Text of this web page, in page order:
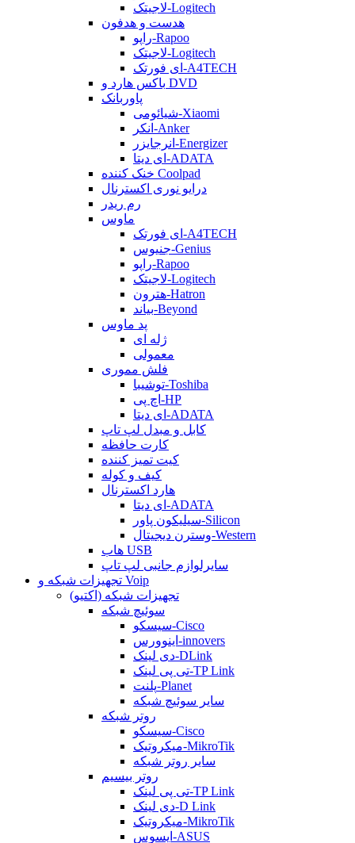
لاجیتک-Logitech
هدست و هدفون
راپو-Rapoo
لاجیتک-Logitech
ای فورتک-A4TECH
باکس هارد و DVD
پاوربانک
شیائومی-Xiaomi
انکر-Anker
انرجایزر-Energizer
ای دیتا-ADATA
خنک کننده Coolpad
درایو نوری اکسترنال
رم ریدر
ماوس
ای فورتک-A4TECH
جنیوس-Genius
راپو-Rapoo
لاجیتک-Logitech
هترون-Hatron
بیاند-Beyond
پد ماوس
ژله ای
معمولی
فلش مموری
توشیبا-Toshiba
اچ پی-HP
ای دیتا-ADATA
کابل و مبدل لپ تاپ
کارت حافظه
کیت تمیز کننده
کیف و کوله
هارد اکسترنال
ای دیتا-ADATA
سیلیکون پاور-Silicon
وسترن دیجیتال-Western
هاب USB
سایرلوازم جانبی لپ تاپ
تجهیزات شبکه و Voip
تجهیزات شبکه (اکتیو)
سوئیچ شبکه
سیسکو-Cisco
اینوورس-innovers
دی لینک-DLink
تی پی لینک-TP Link
پلنت-Planet
سایر سوئیچ شبکه
روتر شبکه
سیسکو-Cisco
میکروتیک-MikroTik
سایر روتر شبکه
روتر بیسیم
تی پی لینک-TP Link
دی لینک-D Link
میکروتیک-MikroTik
ایسوس-ASUS